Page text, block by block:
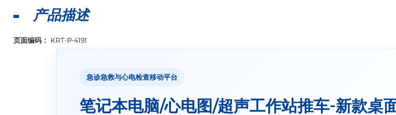
产品描述
页面编码： KRT-P-4191
急诊急救与心电检查移动平台
笔记本电脑/心电图/超声工作站推车-新款桌